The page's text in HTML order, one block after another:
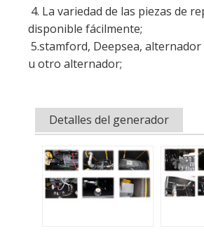
Detalles del generador